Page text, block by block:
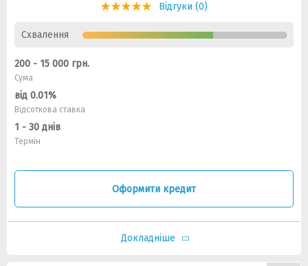
Відгуки (0)
Схвалення
200 - 15 000 грн.
Сума
від 0.01%
Відсоткова ставка
1 - 30 днів
Термін
Оформити кредит
Докладніше